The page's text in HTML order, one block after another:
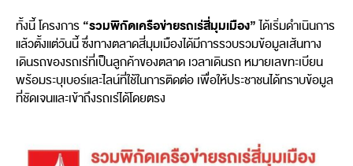
ทั้งนี้ โครงการ “รวมพิกัดเครือข่ายรถเร่สี่มุมเมือง”ได้เริ่มดำเนินการ
แล้วตั้งแต่วันนี้ ซึ่งทางตลาดสี่มุมเมืองได้มีการรวบรวมข้อมูลเส้นทาง
เดินรถของรถเร่ที่เป็นลูกค้าของตลาด เวลาเดินรถ หมายเลขทะเบียน
พร้อมระบุเบอร์และไลน์ที่ใช้ในการติดต่อ เพื่อให้ประชาชนได้ทราบข้อมูล
ที่ชัดเจนและเข้าถึงรถเร่ได้โดยตรง